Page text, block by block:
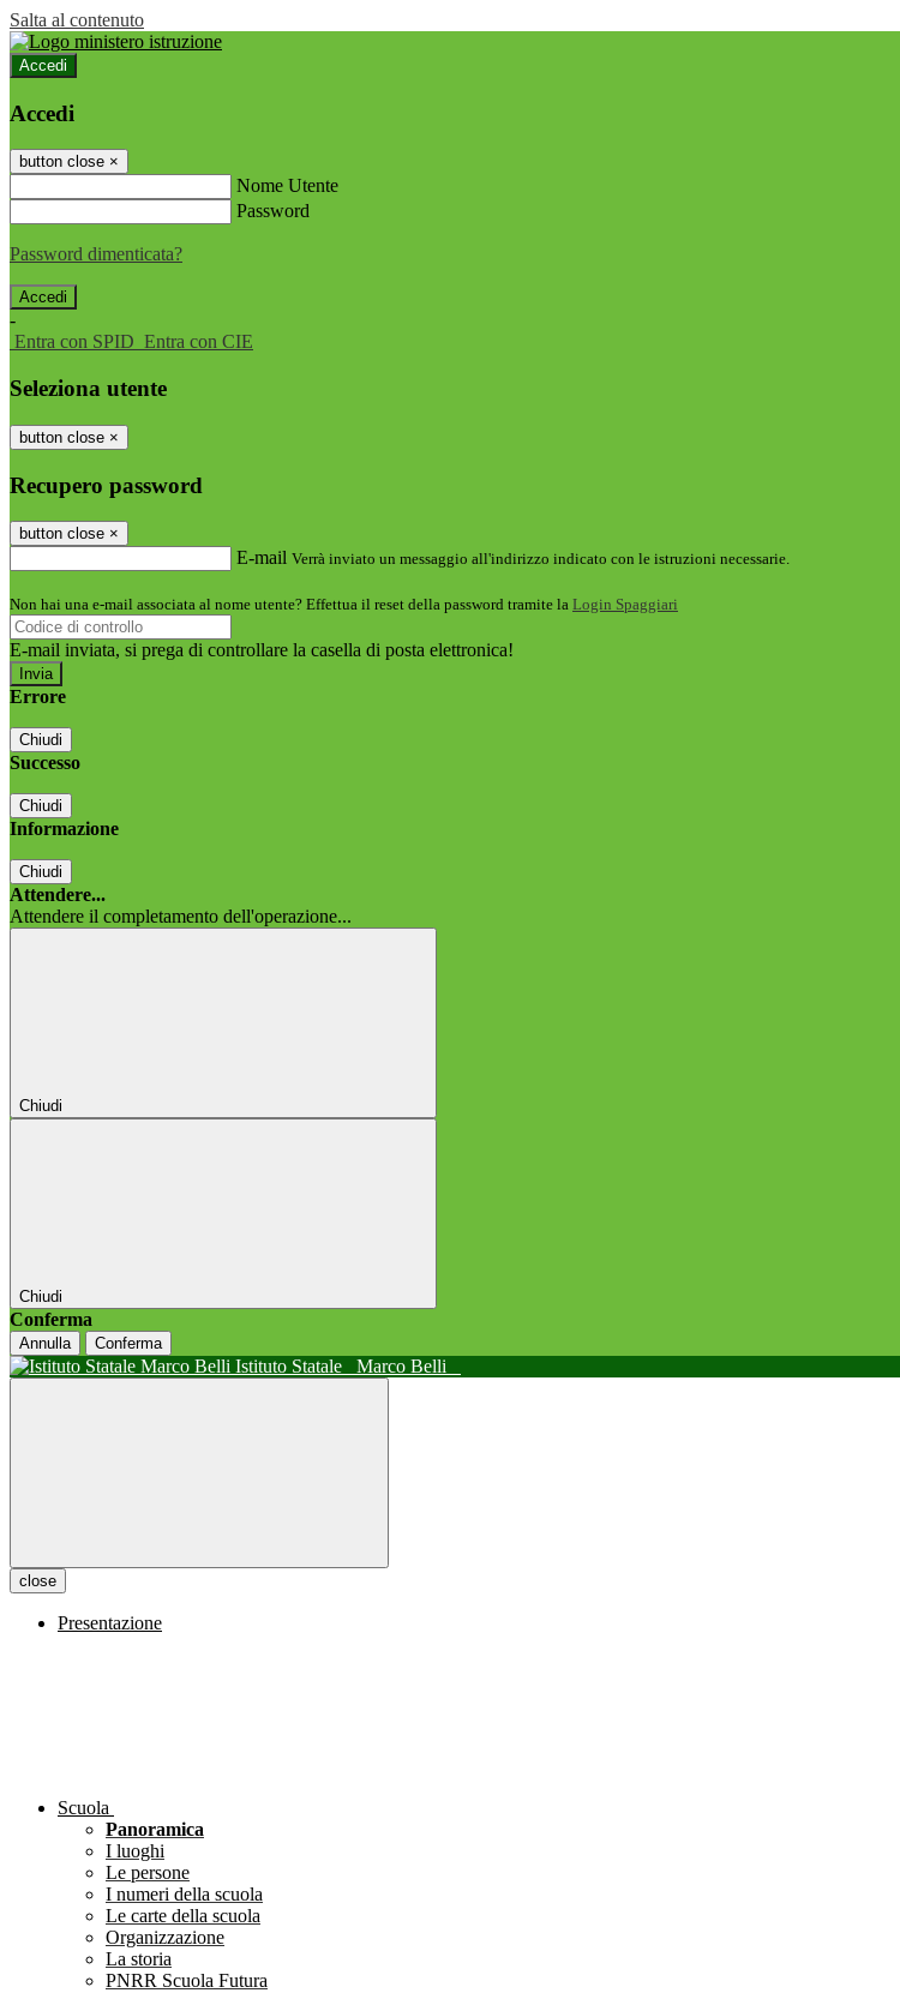
Salta al contenuto
Accedi
Accedi
button close ×
Nome Utente
Password
Password dimenticata?
-
Entra con SPID Entra con CIE
Seleziona utente
button close ×
Recupero password
button close ×
E-mail Verrà inviato un messaggio all'indirizzo indicato con le istruzioni necessarie.
Non hai una e-mail associata al nome utente? Effettua il reset della password tramite la Login Spaggiari
E-mail inviata, si prega di controllare la casella di posta elettronica!
Errore
Chiudi
Successo
Chiudi
Informazione
Chiudi
Attendere...
Attendere il completamento dell'operazione...
Chiudi
Chiudi
Conferma
Annulla Conferma
Istituto Statale Marco Belli
close
Presentazione
Scuola
Panoramica
I luoghi
Le persone
I numeri della scuola
Le carte della scuola
Organizzazione
La storia
PNRR Scuola Futura